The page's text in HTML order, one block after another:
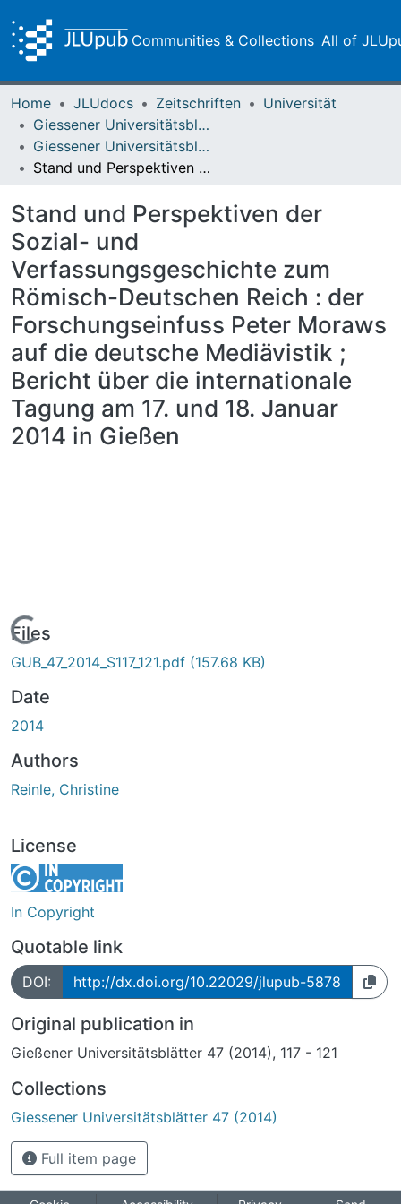
Communities & Collections All of
Home JLUdocs Zeitschriften
Universität
Giessener Universitätsblätter
Giessener Universitätsblätter 47 (2014)
Stand und Perspektiven der Sozial- und Verfassungsgeschichte zum Römisch-Deutschen Reich : der Forschungseinfuss Peter Moraws auf die deutsche Mediävistik ; Bericht über die internationale Tagung am 17. und 18. Januar 2014 in Gießen
Stand und Perspektiven der
Sozial- und
Verfassungsgeschichte zum
Römisch-Deutschen Reich : der
Forschungseinfuss Peter Moraws
auf die deutsche Mediävistik ;
Bericht über die internationale
Tagung am 17. und 18. Januar
2014 in Gießen
Loading...
Files
GUB_47_2014_S117_121.pdf (157.68 KB)
Date
2014
Authors
Reinle, Christine
License
In Copyright
Quotable link
DOI: http://dx.doi.org/10.22029/jlupub-5878
Original publication in
Gießener Universitätsblätter 47 (2014), 117 - 121
Collections
Giessener Universitätsblätter 47 (2014)
Full item page